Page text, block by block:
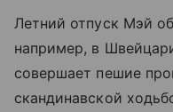
Летний отпуск Мэй
например, в
совершает пешие
скандинавской